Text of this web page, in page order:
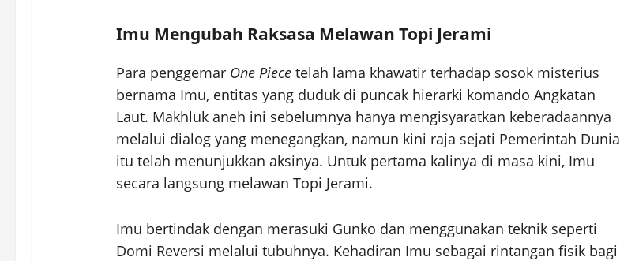
Imu Mengubah Raksasa Melawan Topi Jerami
Para penggemar One Piecetelah lama khawatir terhadap sosok misterius
bernama Imu, entitas yang duduk di puncak hierarki komando Angkatan
Laut. Makhluk aneh ini sebelumnya hanya mengisyaratkan keberadaannya
melalui dialog yang menegangkan, namun kini raja sejati Pemerintah Dunia
itu telah menunjukkan aksinya. Untuk pertama kalinya di masa kini, Imu
secara langsung melawan Topi Jerami.
Imu bertindak dengan merasuki Gunko dan menggunakan teknik seperti
Domi Reversi melalui tubuhnya. Kehadiran Imu sebagai rintangan fisik bagi